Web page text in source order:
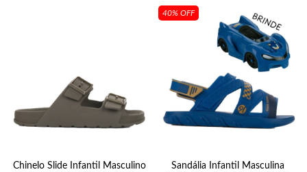
Chinelo Slide Infantil Masculino
40% OFF
Sandália Infantil Masculina